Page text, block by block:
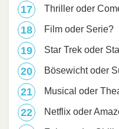
Thriller oder
Film oder Serie?
Star Trek oder
Bösewicht oder
Musical oder
Netflix oder